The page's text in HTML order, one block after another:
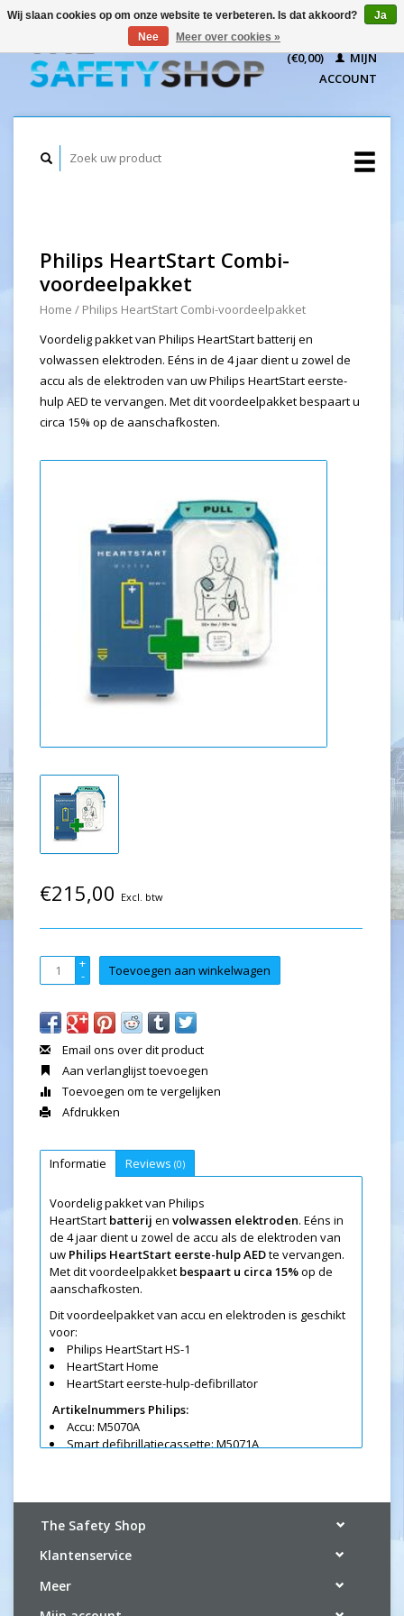
(€0,00)
MIJN
ACCOUNT
Philips HeartStart Combi-
voordeelpakket
Home / Philips HeartStart Combi-voordeelpakket
Voordelig pakket van Philips HeartStart batterij en
volwassen elektroden. Eéns in de 4 jaar dient u zowel de
accu als de elektroden van uw Philips HeartStart eerste-
hulp AED te vervangen. Met dit voordeelpakket bespaart u
circa 15% op de aanschafkosten.
€215,00 Excl. btw
+
- Toevoegen aan winkelwagen
Email ons over dit product
Aan verlanglijst toevoegen
Toevoegen om te vergelijken
Afdrukken
Informatie Reviews (0)
Voordelig pakket van Philips
HeartStart batterij en volwassen elektroden. Eéns in
de 4 jaar dient u zowel de accu als de elektroden van
uw Philips HeartStart eerste-hulp AEDte vervangen.
Met dit voordeelpakket bespaart u circa 15%op de
aanschafkosten.
Dit voordeelpakket van accu en elektroden is geschikt
voor:
Philips HeartStart HS-1
HeartStart Home
HeartStart eerste-hulp-defibrillator
Artikelnummers Philips:
Accu: M5070A
Smart defibrillatiecassette: M5071A
moeten worden
The Safety Shop
Klantenservice
Meer
Wij slaan cookies op om onze website te verbeteren. Is dat akkoord?
Ja
Nee
Meer over cookies »